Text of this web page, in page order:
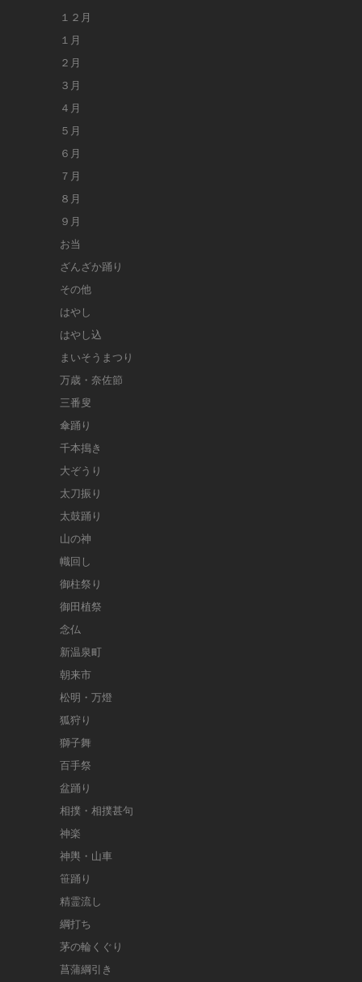
１２月
１月
２月
３月
４月
５月
６月
７月
８月
９月
お当
ざんざか踊り
その他
はやし
はやし込
まいそうまつり
万歳・奈佐節
三番叟
傘踊り
千本搗き
大ぞうり
太刀振り
太鼓踊り
山の神
幟回し
御柱祭り
御田植祭
念仏
新温泉町
朝来市
松明・万燈
狐狩り
獅子舞
百手祭
盆踊り
相撲・相撲甚句
神楽
神輿・山車
笹踊り
精霊流し
綱打ち
茅の輪くぐり
菖蒲綱引き